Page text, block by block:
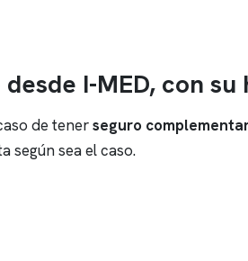
I-MED, con su
de tenerseguro
según sea el caso.